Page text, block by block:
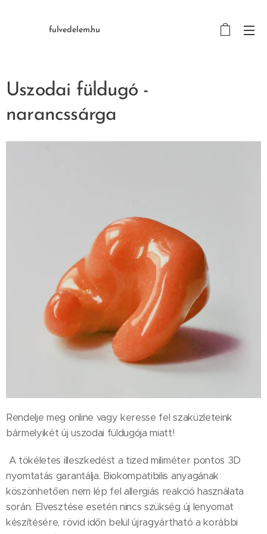
fulvedelem.hu
Uszodai füldugó -
narancssárga
Rendelje meg online vagy keresse fel szaküzleteink
bármelyikét új uszodai füldugója miatt!
A tökéletes illeszkedést a tized miliméter pontos 3D
nyomtatás garantálja. Biokompatibilis anyagának
köszönhetően nem lép fel allergiás reakció használata
során. Elvesztése esetén nincs szükség új lenyomat
készítésére, rövid időn belül újragyártható a korábbi